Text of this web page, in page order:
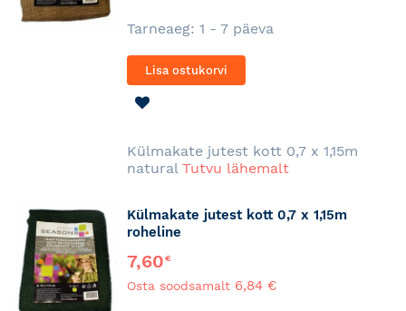
Tarneaeg: 1 - 7 päeva
Lisa ostukorvi
Külmakate jutest kott 0,7 x 1,15m
natural Tutvu lähemalt
Külmakate jutest kott 0,7 x 1,15m
roheline
7,60€
Osta soodsamalt 6,84 €